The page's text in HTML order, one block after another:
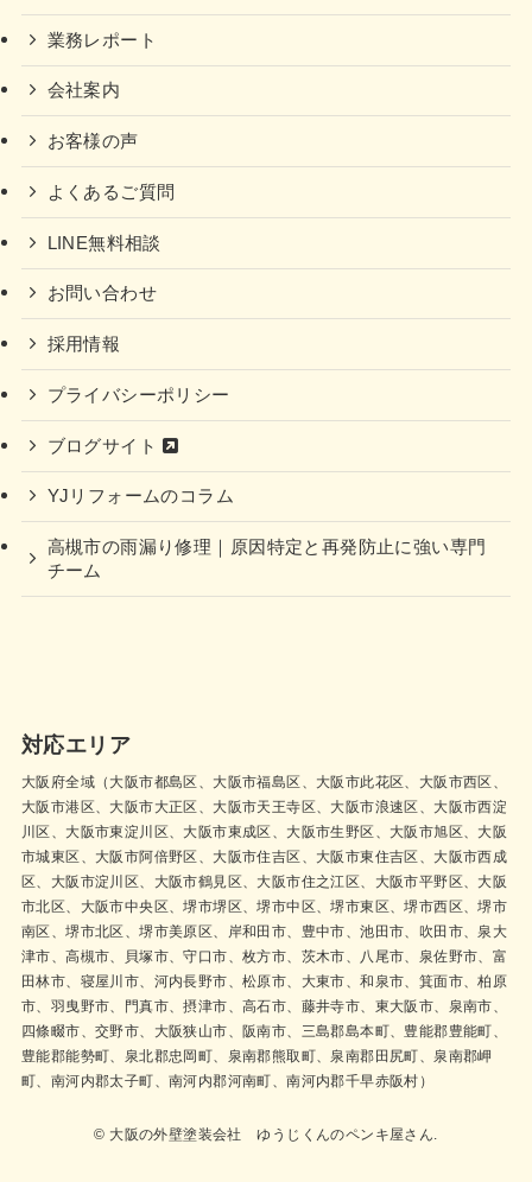
業務レポート
会社案内
お客様の声
よくあるご質問
LINE無料相談
お問い合わせ
採用情報
プライバシーポリシー
ブログサイト
YJリフォームのコラム
高槻市の雨漏り修理｜原因特定と再発防止に強い専門
チーム
対応エリア
大阪府全域（大阪市都島区、大阪市福島区、大阪市此花区、大阪市西区、
大阪市港区、大阪市大正区、大阪市天王寺区、大阪市浪速区、大阪市西淀
川区、大阪市東淀川区、大阪市東成区、大阪市生野区、大阪市旭区、大阪
市城東区、大阪市阿倍野区、大阪市住吉区、大阪市東住吉区、大阪市西成
区、大阪市淀川区、大阪市鶴見区、大阪市住之江区、大阪市平野区、大阪
市北区、大阪市中央区、堺市堺区、堺市中区、堺市東区、堺市西区、堺市
南区、堺市北区、堺市美原区、岸和田市、豊中市、池田市、吹田市、泉大
津市、高槻市、貝塚市、守口市、枚方市、茨木市、八尾市、泉佐野市、富
田林市、寝屋川市、河内長野市、松原市、大東市、和泉市、箕面市、柏原
市、羽曳野市、門真市、摂津市、高石市、藤井寺市、東大阪市、泉南市、
四條畷市、交野市、大阪狭山市、阪南市、三島郡島本町、豊能郡豊能町、
豊能郡能勢町、泉北郡忠岡町、泉南郡熊取町、泉南郡田尻町、泉南郡岬
町、南河内郡太子町、南河内郡河南町、南河内郡千早赤阪村）
© 大阪の外壁塗装会社 ゆうじくんのペンキ屋さん.